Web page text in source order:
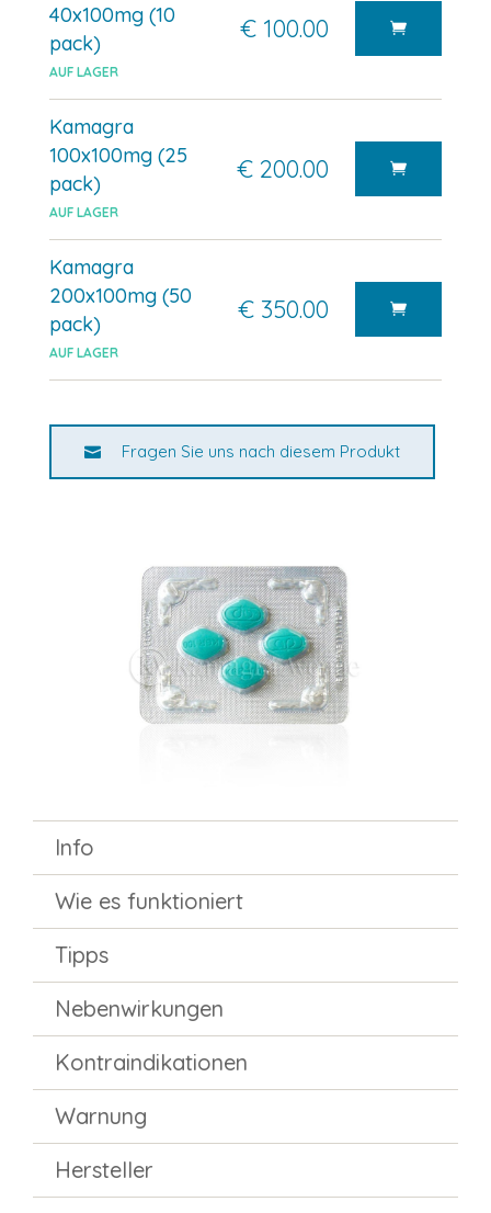
40x100mg (10
pack)
AUF LAGER
€ 100.00
Kamagra
100x100mg (25
pack)
AUF LAGER
€ 200.00
Kamagra
200x100mg (50
pack)
AUF LAGER
€ 350.00
Fragen Sie uns nach diesem Produkt
Info
Wie es funktioniert
Tipps
Nebenwirkungen
Kontraindikationen
Warnung
Hersteller